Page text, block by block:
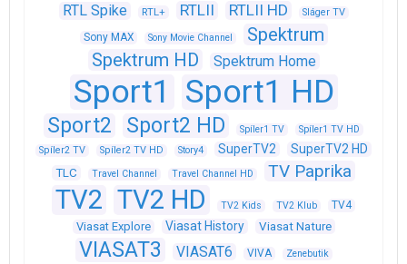
RTL Spike RTL+ RTLII RTLII HD Sláger TV
Sony MAX Sony Movie Channel
Spektrum
Spektrum HD
Spektrum Home
Sport1 Sport1 HD
Sport2 Sport2 HD Spíler1 TV
Spíler1 TV HD
Spíler2 TV
Spíler2 TV HD Story4 SuperTV2 SuperTV2 HD
TLC Travel Channel Travel Channel HD TV Paprika
TV2 TV2 HD TV2 Kids TV2 Klub TV4
Viasat Explore Viasat History Viasat Nature
VIASAT3 VIASAT6 VIVA Zenebutik